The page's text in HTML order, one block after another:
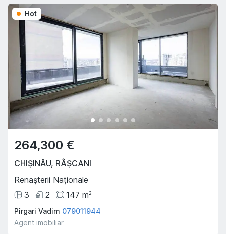
Hot
264,300 €
CHIȘINĂU, RÂȘCANI
Renașterii Naționale
3
2 147 m2
Pîrgari Vadim 079011944
Agent imobiliar